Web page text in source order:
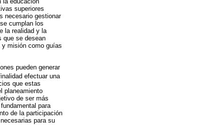
superiores
necesario gestionar
cumplan los
la realidad y la
que se desean
y misión como guías
pueden generar
efectuar una
que estas
planeamiento
de ser más
para
de la participación
para su